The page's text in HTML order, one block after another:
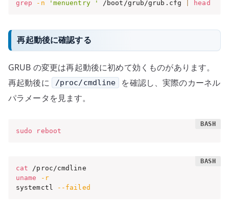
grep
-n 'menuentry ' /boot/grub/grub.cfg head
再起動後に確認する
GRUB の変更は再起動後に初めて効くものがあります。
再起動後に
/proc/cmdline
を確認し、実際のカーネル
パラメータを見ます。
sudo reboot
cat
uname
-r
systemctl
--failed